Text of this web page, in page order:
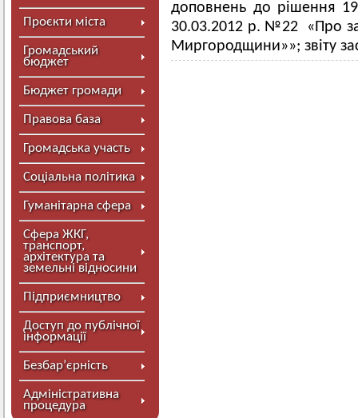
Проєкти міста
Громадський
бюджет
Бюджет громади
Правова база
Громадська участь
Соціальна політика
Гуманітарна сфера
Сфера ЖКГ,
транспорт,
архітектура та
земельні відносини
Підприємництво
Доступ до публічної
інформації
Безбар’єрність
Адміністративна
процедура
доповнень до рішення 19
30.03.2012 р. №22 «Про
Миргородщини»»; звіту